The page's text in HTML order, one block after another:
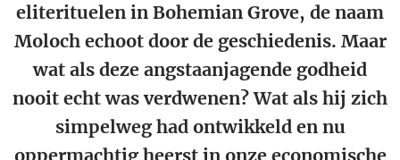
eliterituelen in Bohemian Grove, de naam
Moloch echoot door de geschiedenis. Maar
wat als deze angstaanjagende godheid
nooit echt was verdwenen? Wat als hij zich
simpelweg had ontwikkeld en nu
oppermachtig heerst in onze economische